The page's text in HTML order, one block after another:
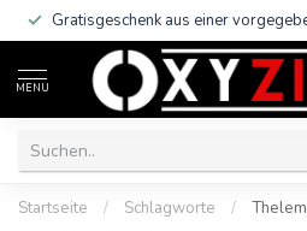
Gratisgeschenk aus einer
MENU
Startseite / Schlagworte /